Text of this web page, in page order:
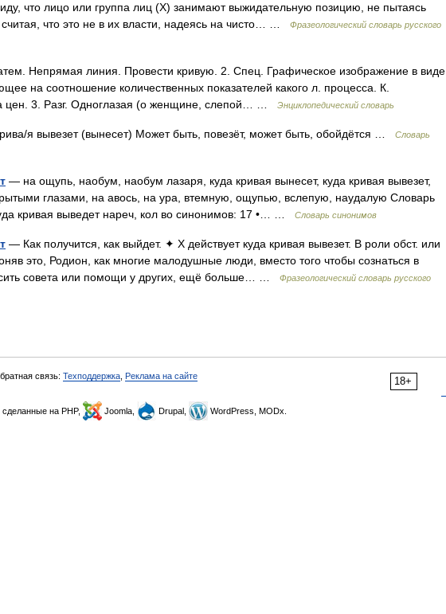
что лицо или группа лиц (Х) занимают выжидательную позицию, не пытаясь
считая, что это не в их власти, надеясь на чисто… …
Фразеологический словарь русского
Непрямая линия. Провести кривую. 2. Спец. Графическое изображение в виде
на соотношение количественных показателей какого л. процесса. К.
цен. 3. Разг. Одноглазая (о женщине, слепой… …
Энциклопедический словарь
я вывезет (вынесет) Может быть, повезёт, может быть, обойдётся …
Словарь
— на ощупь, наобум, наобум лазаря, куда кривая вынесет, куда кривая вывезет,
глазами, на авось, на ура, втемную, ощупью, вслепую, наудалую Словарь
кривая выведет нареч, кол во синонимов: 17 •… …
Словарь синонимов
— Как получится, как выйдет. ✦ Х действует куда кривая вывезет. В роли обст. или
это, Родион, как многие малодушные люди, вместо того чтобы сознаться в
совета или помощи у других, ещё больше… …
Фразеологический словарь русского
18+
связь: Техподдержка Реклама на сайте
, сделанные на PHP, Joomla, Drupal, WordPress, MODx.